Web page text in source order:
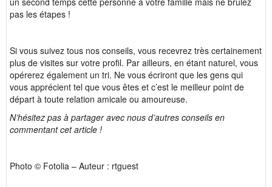
pas les étapes !
Si vous suivez tous nos conseils, vous recevrez très certainement
plus de visites sur votre profil. Par ailleurs, en étant naturel, vous
opérerez également un tri. Ne vous écriront que les gens qui
vous apprécient tel que vous êtes et c’est le meilleur point de
départ à toute relation amicale ou amoureuse.
N’hésitez pas à partager avec nous d’autres conseils en
commentant cet article !
Photo © Fotolia – Auteur : rtguest